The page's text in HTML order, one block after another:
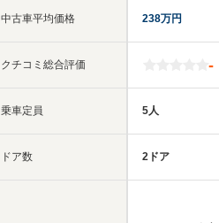
中古車平均価格
クチコミ総合評価
乗車定員
ドア数
238万円
-
5人
2ドア